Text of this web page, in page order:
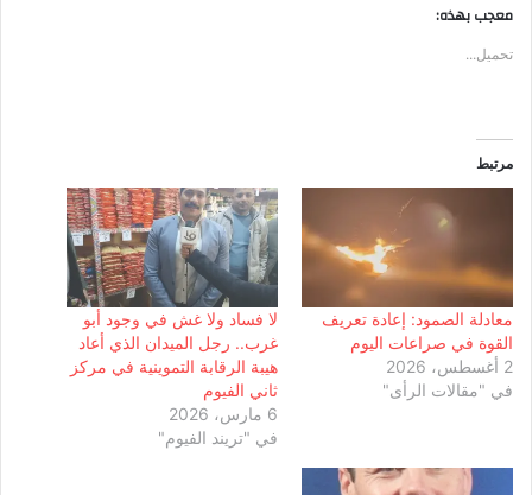
معجب بهذه:
تحميل...
مرتبط
معادلة الصمود: إعادة تعريف
القوة في صراعات اليوم
2 أغسطس، 2026
في "مقالات الرأى"
لا فساد ولا غش في وجود أبو
غرب.. رجل الميدان الذي أعاد
هيبة الرقابة التموينية في مركز
ثاني الفيوم
6 مارس، 2026
في "تريند الفيوم"